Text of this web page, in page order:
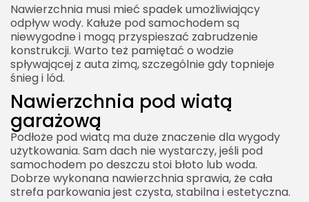
Nawierzchnia musi mieć spadek umożliwiający
odpływ wody. Kałuże pod samochodem są
niewygodne i mogą przyspieszać zabrudzenie
konstrukcji. Warto też pamiętać o wodzie
spływającej z auta zimą, szczególnie gdy topnieje
śnieg i lód.
Nawierzchnia pod wiatą
garażową
Podłoże pod wiatą ma duże znaczenie dla wygody
użytkowania. Sam dach nie wystarczy, jeśli pod
samochodem po deszczu stoi błoto lub woda.
Dobrze wykonana nawierzchnia sprawia, że cała
strefa parkowania jest czysta, stabilna i estetyczna.